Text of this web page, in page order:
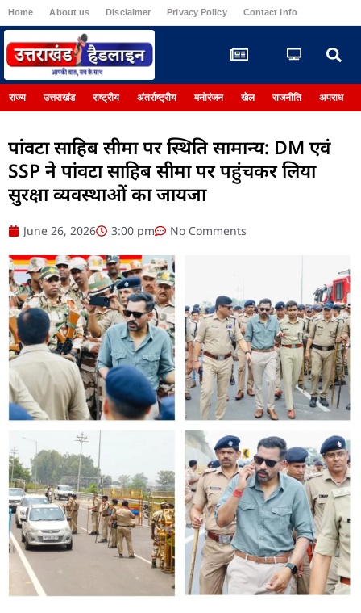
Home About us Disclaimer Privacy Policy Contact Info
राज्य उत्तराखंड राष्ट्रीय अंतर्राष्ट्रीय मनोरंजन खेल राजनीति अपराध
पांवटा साहिब सीमा पर स्थिति सामान्य: DM एवं
SSP ने पांवटा साहिब सीमा पर पहुंचकर लिया
सुरक्षा व्यवस्थाओं का जायजा
June 26, 2026 3:00 pm No Comments